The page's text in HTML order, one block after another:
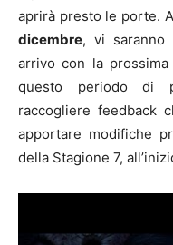
aprirà presto le porte.
dicembre, vi saranno
arrivo con la
questo periodo di
raccogliere feedback
apportare modifiche
della Stagione 7,